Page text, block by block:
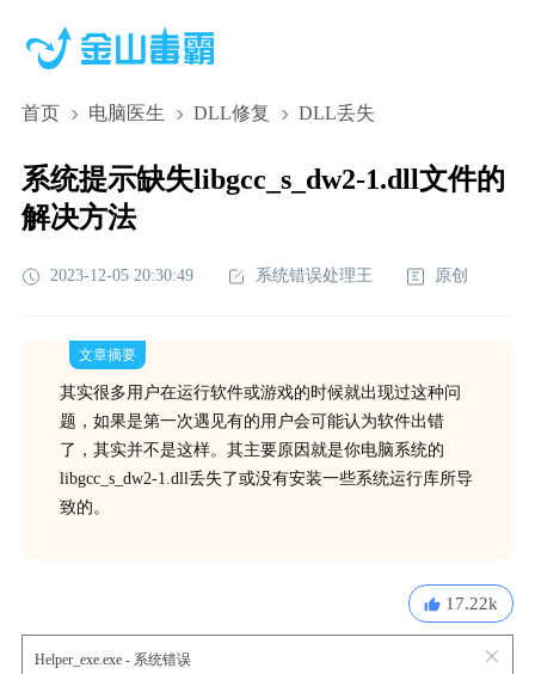
首页 电脑医生 DLL修复 DLL丢失
系统提示缺失libgcc_s_dw2-1.dll文件的
解决方法
2023-12-05 20:30:49 系统错误处理王 原创
文章摘要
其实很多用户在运行软件或游戏的时候就出现过这种问
题，如果是第一次遇见有的用户会可能认为软件出错
了，其实并不是这样。其主要原因就是你电脑系统的
libgcc_s_dw2-1.dll丢失了或没有安装一些系统运行库所导
致的。
17.22k
Helper_exe.exe - 系统错误